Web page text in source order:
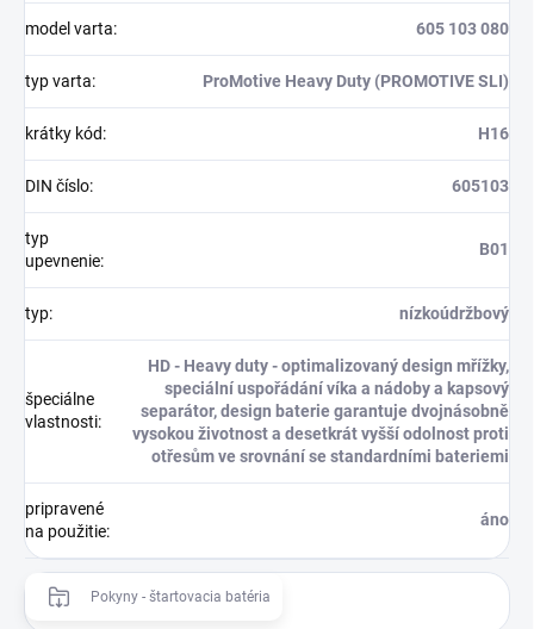
model varta: 605 103 080
typ varta: ProMotive Heavy Duty (PROMOTIVE SLI)
krátky kód: H16
DIN číslo: 605103
typ
upevnenie:
B01
typ: nízkoúdržbový
špeciálne
vlastnosti:
HD - Heavy duty - optimalizovaný design mřížky,
speciální uspořádání víka a nádoby a kapsový
separátor, design baterie garantuje dvojnásobně
vysokou životnost a desetkrát vyšší odolnost proti
otřesům ve srovnání se standardními bateriemi
pripravené
na použitie:
áno
Pokyny - štartovacia batéria